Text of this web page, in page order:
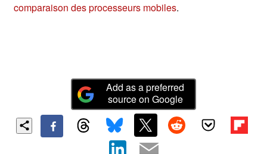
comparaison des processeurs mobiles.
Add as a preferred
source on Google